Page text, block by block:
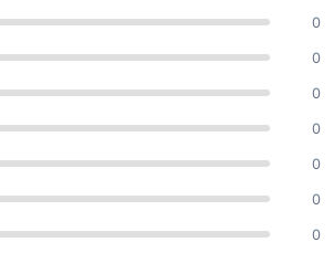
0
0
0
0
0
0
0